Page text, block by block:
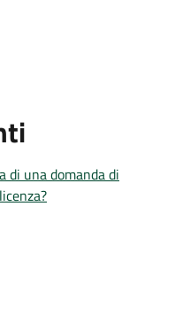
una domanda di